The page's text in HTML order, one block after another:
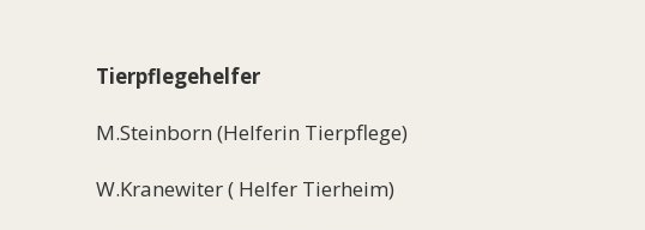
Tierpflegehelfer
M.Steinborn (Helferin Tierpflege)
W.Kranewiter ( Helfer Tierheim)